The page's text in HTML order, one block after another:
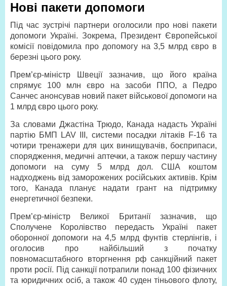
Нові пакети допомоги
Під час зустрічі партнери оголосили про нові пакети
допомоги Україні. Зокрема, Президент Європейської
комісії повідомила про допомогу на 3,5 млрд євро в
березні цього року.
Прем’єр-міністр Швеції зазначив, що його країна
спрямує 100 млн євро на засоби ППО, а Педро
Санчес анонсував новий пакет військової допомоги на
1 млрд євро цього року.
За словами Джастіна Трюдо, Канада надасть Україні
партію БМП LAV III, системи посадки літаків F-16 та
чотири тренажери для цих винищувачів, боє­припаси,
спорядження, медичні аптечки, а також першу частину
допомоги на суму 5 млрд дол. США коштом
надходжень від заморожених російських активів. Крім
того, Канада планує надати грант на підтримку
енергетичної безпеки.
Прем’єр-міністр Великої Британії зазначив, що
Сполучене Королівство передасть Україні пакет
оборонної допомоги на 4,5 млрд фунтів стерлінгів, і
оголосив про найбільший з початку
повномасштабного вторгнення рф санкційний пакет
проти росії. Під санкції потрапили понад 100 фізичних
та юридичних осіб, а також 40 суден тіньового флоту,